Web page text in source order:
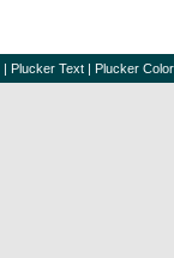
| Plucker Text | Plucker Color